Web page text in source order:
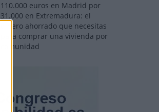
110.000 euros en Madrid por
31.000 en Extremadura: el
dinero ahorrado que necesitas
para comprar una vivienda por
comunidad